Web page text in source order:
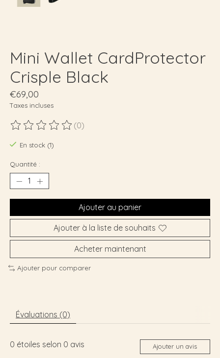
Mini Wallet CardProtector
Crisple Black
€69,00
Taxes incluses
Ce produit est évalué à
(0)
En stock (1)
Quantité :
Ajouter au panier
Ajouter à la liste de souhaits
Acheter maintenant
Ajouter pour comparer
Évaluations (0)
0 étoiles selon 0 avis Ajouter un avis